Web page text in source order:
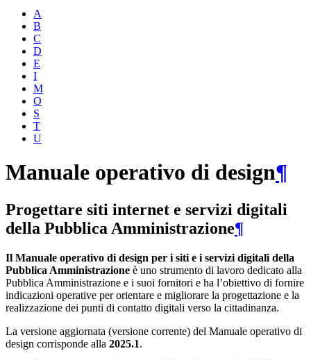
A
B
C
D
E
I
M
O
S
T
U
Manuale operativo di design¶
Progettare siti internet e servizi digitali
della Pubblica Amministrazione¶
Il Manuale operativo di design per i siti e i servizi digitali della
Pubblica Amministrazione è uno strumento di lavoro dedicato alla
Pubblica Amministrazione e i suoi fornitori e ha l’obiettivo di fornire
indicazioni operative per orientare e migliorare la progettazione e la
realizzazione dei punti di contatto digitali verso la cittadinanza.
La versione aggiornata (versione corrente) del Manuale operativo di
design corrisponde alla 2025.1.